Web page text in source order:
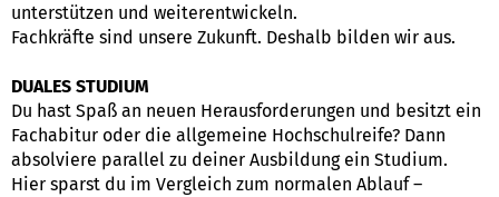
unterstützen und weiterentwickeln.
Fachkräfte sind unsere Zukunft. Deshalb bilden wir aus.
DUALES STUDIUM
Du hast Spaß an neuen Herausforderungen und besitzt ein
Fachabitur oder die allgemeine Hochschulreife? Dann
absolviere parallel zu deiner Ausbildung ein Studium.
Hier sparst du im Vergleich zum normalen Ablauf –